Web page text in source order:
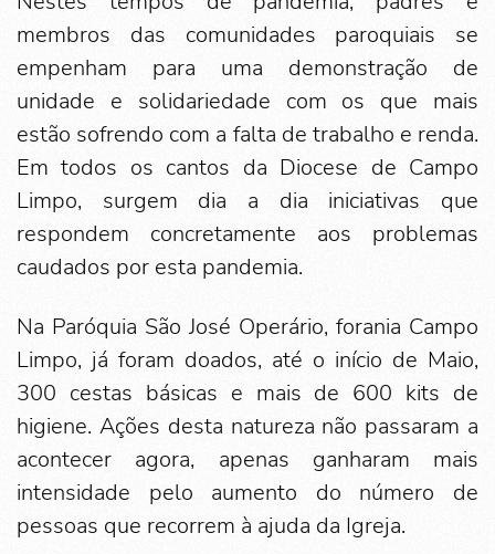
membros das comunidades paroquiais se
empenham para uma demonstração de
unidade e solidariedade com os que mais
estão sofrendo com a falta de trabalho e renda.
Em todos os cantos da Diocese de Campo
Limpo, surgem dia a dia iniciativas que
respondem concretamente aos problemas
caudados por esta pandemia.
Na Paróquia São José Operário, forania Campo
Limpo, já foram doados, até o início de Maio,
300 cestas básicas e mais de 600 kits de
higiene. Ações desta natureza não passaram a
acontecer agora, apenas ganharam mais
intensidade pelo aumento do número de
pessoas que recorrem à ajuda da Igreja.